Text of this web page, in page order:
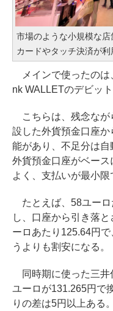
市場のような小規模な
カードやタッチ決済が利
メインで使ったのは
nk WALLETのデビット
こちらは、残念なが
設した外貨預金口座
能があり、不足分は自
外貨預金口座がベー
よく、支払いが最小限
たとえば、58ユーロ
し、口座から引き落
ーロあたり125.64円
うよりも割安になる。
同時期に使った三井
ユーロが131.265円で
りの差は5円以上ある